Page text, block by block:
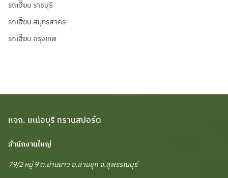
รถเฮี๊ยบ ราชบุรี
รถเฮี๊ยบ สมุทรสาคร
รถเฮี๊ยบ กรุงเทพ
หจก. เหน่อบุรี ทรานสปอร์ต
สำนักงานใหญ่
79/2 หมู่ 9 ต.ย่านยาว อ.สามชุก จ.สุพรรณบุรี